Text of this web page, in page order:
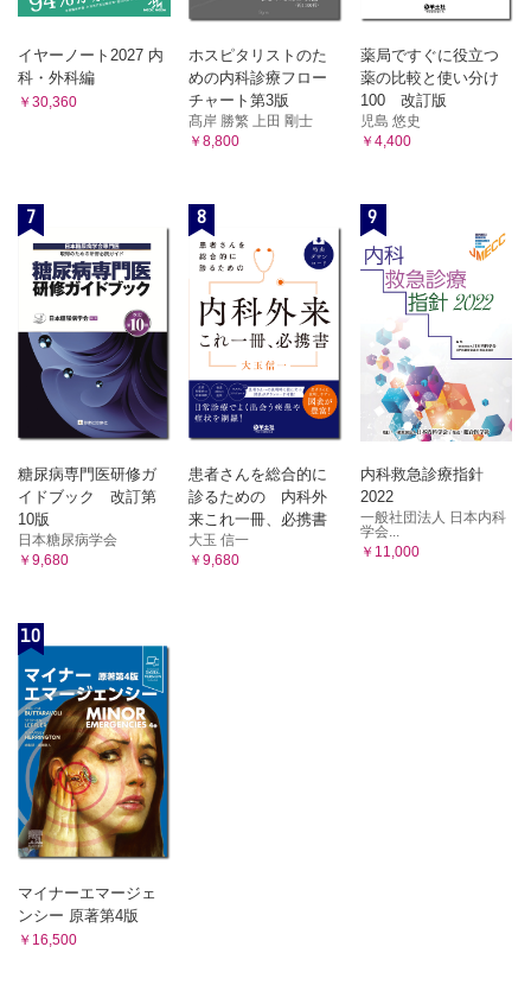
イヤーノート2027 内
科・外科編
￥30,360
ホスピタリストのた
めの内科診療フロー
チャート第3版
髙岸 勝繁 上田 剛士
￥8,800
薬局ですぐに役立つ
薬の比較と使い分け
100 改訂版
児島 悠史
￥4,400
7
糖尿病専門医研修ガ
イドブック 改訂第
10版
日本糖尿病学会
￥9,680
8
患者さんを総合的に
診るための 内科外
来これ一冊、必携書
大玉 信一
￥9,680
9
内科救急診療指針
2022
一般社団法人 日本内科
学会...
￥11,000
10
マイナーエマージェ
ンシー 原著第4版
￥16,500